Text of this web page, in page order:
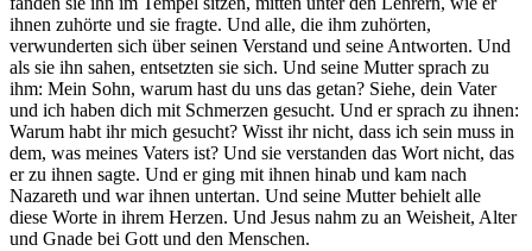
ihnen zuhörte und sie fragte. Und alle, die ihm zuhörten,
verwunderten sich über seinen Verstand und seine Antworten. Und
als sie ihn sahen, entsetzten sie sich. Und seine Mutter sprach zu
ihm: Mein Sohn, warum hast du uns das getan? Siehe, dein Vater
und ich haben dich mit Schmerzen gesucht. Und er sprach zu ihnen:
Warum habt ihr mich gesucht? Wisst ihr nicht, dass ich sein muss in
dem, was meines Vaters ist? Und sie verstanden das Wort nicht, das
er zu ihnen sagte. Und er ging mit ihnen hinab und kam nach
Nazareth und war ihnen untertan. Und seine Mutter behielt alle
diese Worte in ihrem Herzen. Und Jesus nahm zu an Weisheit, Alter
und Gnade bei Gott und den Menschen.